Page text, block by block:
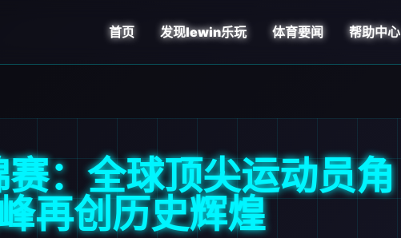
首页 发现lewin乐玩 体育要闻 帮助中心
：全球顶尖运动员角
再创历史辉煌